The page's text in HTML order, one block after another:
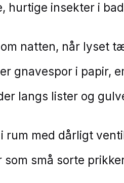
hurtige insekter i
natten, når lyset
gnavespor i papir,
langs lister og
rum med dårligt
som små sorte